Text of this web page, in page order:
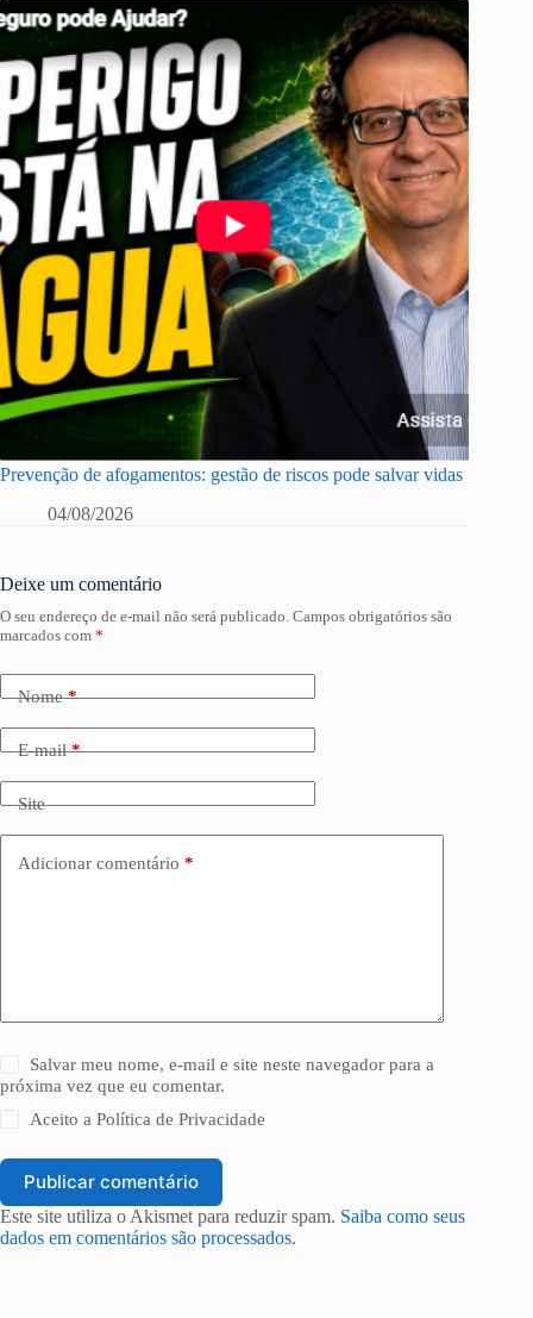
Prevenção de afogamentos: gestão de riscos pode salvar vidas
04/08/2026
Deixe um comentário
O seu endereço de e-mail não será publicado. Campos obrigatórios são
marcados com *
Nome*
E-mail*
Site
Adicionar comentário *
Salvar meu nome, e-mail e site neste navegador para a
próxima vez que eu comentar.
Aceito aPolítica de Privacidade
Publicar comentário
Este site utiliza o Akismet para reduzir spam. Saiba como seus
dados em comentários são processados.